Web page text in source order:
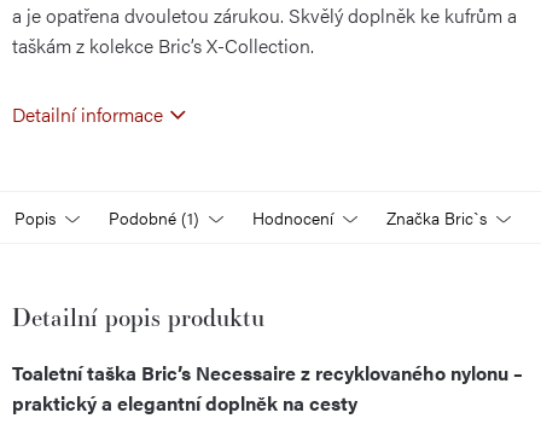
a je opatřena dvouletou zárukou. Skvělý doplněk ke kufrům a
taškám z kolekce Bric’s X-Collection.
Detailní informace
Popis Podobné (1) Hodnocení Značka Bric`s
Detailní popis produktu
Toaletní taška Bric’s Necessaire z recyklovaného nylonu –
praktický a elegantní doplněk na cesty